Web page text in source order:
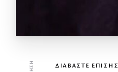
ΔΙΑΒΆΣΤΕ ΕΠΊΣΗΣ